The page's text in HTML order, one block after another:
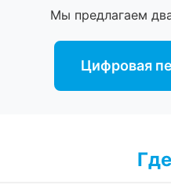
Мы предлагаем
Цифровая